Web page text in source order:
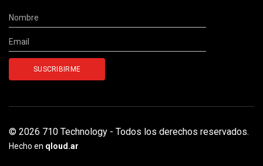
© 2026 710 Technology - Todos los derechos reservados.
Hecho en qloud.ar